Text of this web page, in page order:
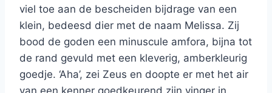
viel toe aan de bescheiden bijdrage van een
klein, bedeesd dier met de naam Melissa. Zij
bood de goden een minuscule amfora, bijna tot
de rand gevuld met een kleverig, amberkleurig
goedje. ‘Aha’, zei Zeus en doopte er met het air